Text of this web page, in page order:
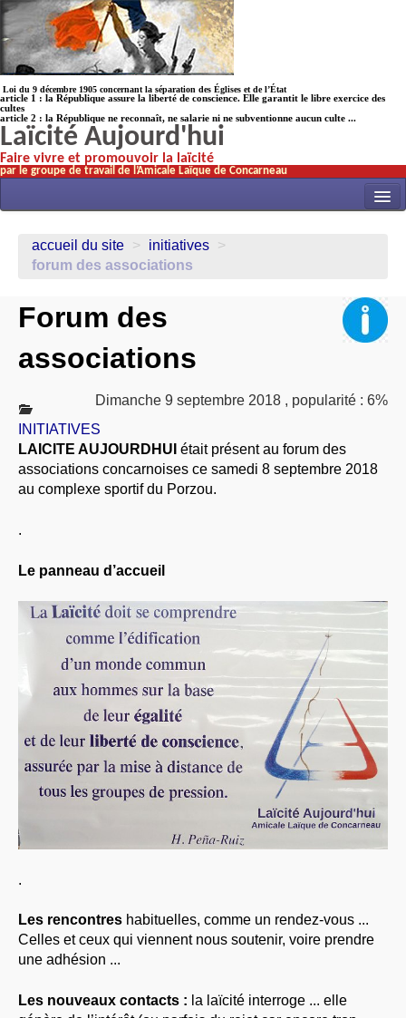
Loi du 9 décembre 1905 concernant la séparation des Églises et de l’État
article 1 : la République assure la liberté de conscience. Elle garantit le libre exercice des
cultes
article 2 : la République ne reconnaît, ne salarie ni ne subventionne aucun culte ...
Laïcité Aujourd'hui
Faire vivre et promouvoir la laïcité
par le groupe de travail de l’Amicale Laïque de Concarneau
ACTUALITÉS
ÉCOLES
HISTOIRE(s)
À PROPOS
LIBRES OPINIONS
* [ connexion Adhérents ].
accueil du site > initiatives >
forum des associations
Forum des
associations
Dimanche 9 septembre 2018 , popularité : 6%
INITIATIVES
LAICITE AUJOURDHUI était présent au forum des
associations concarnoises ce samedi 8 septembre 2018
au complexe sportif du Porzou.
.
Le panneau d’accueil
.
Les rencontres habituelles, comme un rendez-vous ...
Celles et ceux qui viennent nous soutenir, voire prendre
une adhésion ...
Les nouveaux contacts : la laïcité interroge ... elle